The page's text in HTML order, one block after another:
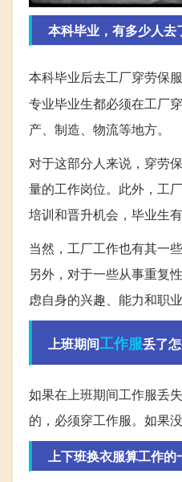
本科毕业，有多少人
本科毕业后去工厂穿劳保
专业毕业生都必须在工厂
产、制造、物流等地方。
对于这部分人来说，穿劳
量的工作岗位。此外，工
培训和晋升机会，毕业生
当然，工厂工作也有其一
另外，对于一些从事重复
虑自身的兴趣、能力和职业
上班期间工作服丢了
如果在上班期间工作服丢
的，必须穿工作服。如果
上下班换衣服算工作的